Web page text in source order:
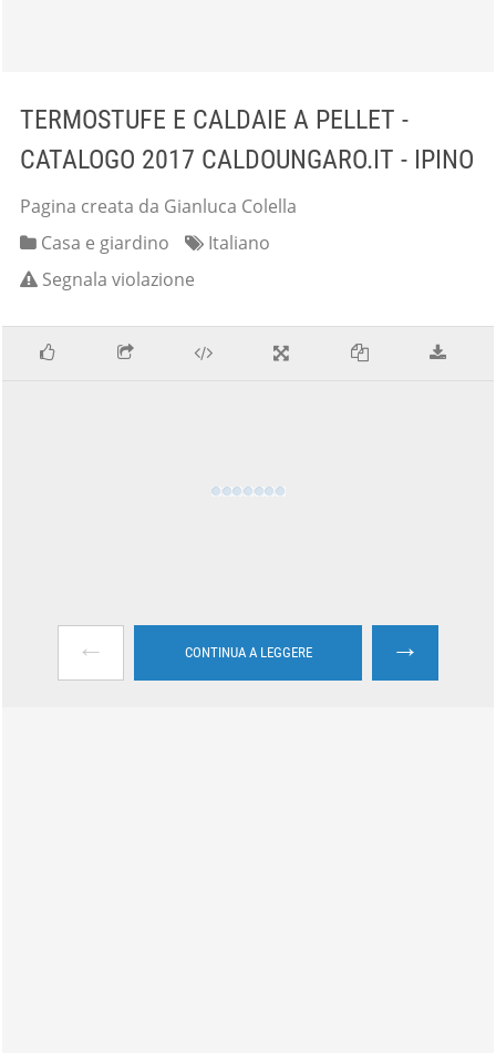
TERMOSTUFE E CALDAIE A PELLET -
CATALOGO 2017 CALDOUNGARO.IT - IPINO
Pagina creata da Gianluca Colella
Casa e giardino
Italiano
Segnala violazione
← CONTINUA A LEGGERE →